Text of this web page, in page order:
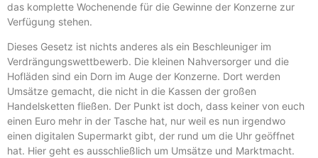
das komplette Wochenende für die Gewinne der Konzerne zur
Verfügung stehen.
Dieses Gesetz ist nichts anderes als ein Beschleuniger im
Verdrängungswettbewerb. Die kleinen Nahversorger und die
Hofläden sind ein Dorn im Auge der Konzerne. Dort werden
Umsätze gemacht, die nicht in die Kassen der großen
Handelsketten fließen. Der Punkt ist doch, dass keiner von euch
einen Euro mehr in der Tasche hat, nur weil es nun irgendwo
einen digitalen Supermarkt gibt, der rund um die Uhr geöffnet
hat. Hier geht es ausschließlich um Umsätze und Marktmacht.